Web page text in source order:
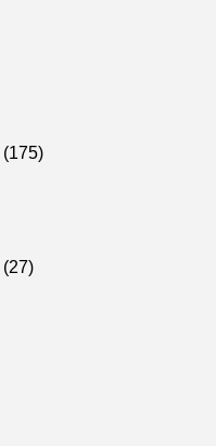
(175)
(27)